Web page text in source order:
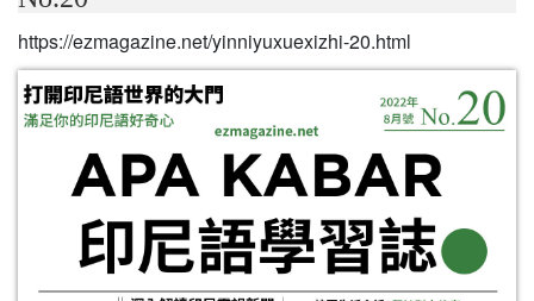
https://ezmagazine.net/yinniyuxuexizhi-20.html